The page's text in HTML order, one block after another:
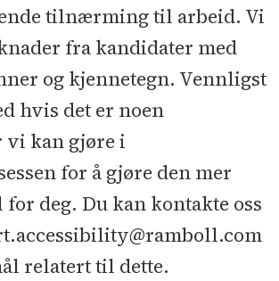
tilnærming til arbeid. Vi
fra kandidater med
og kjennetegn. Vennligst
hvis det er noen
kan gjøre i
for å gjøre den mer
deg. Du kan kontakte oss
relatert til dette.